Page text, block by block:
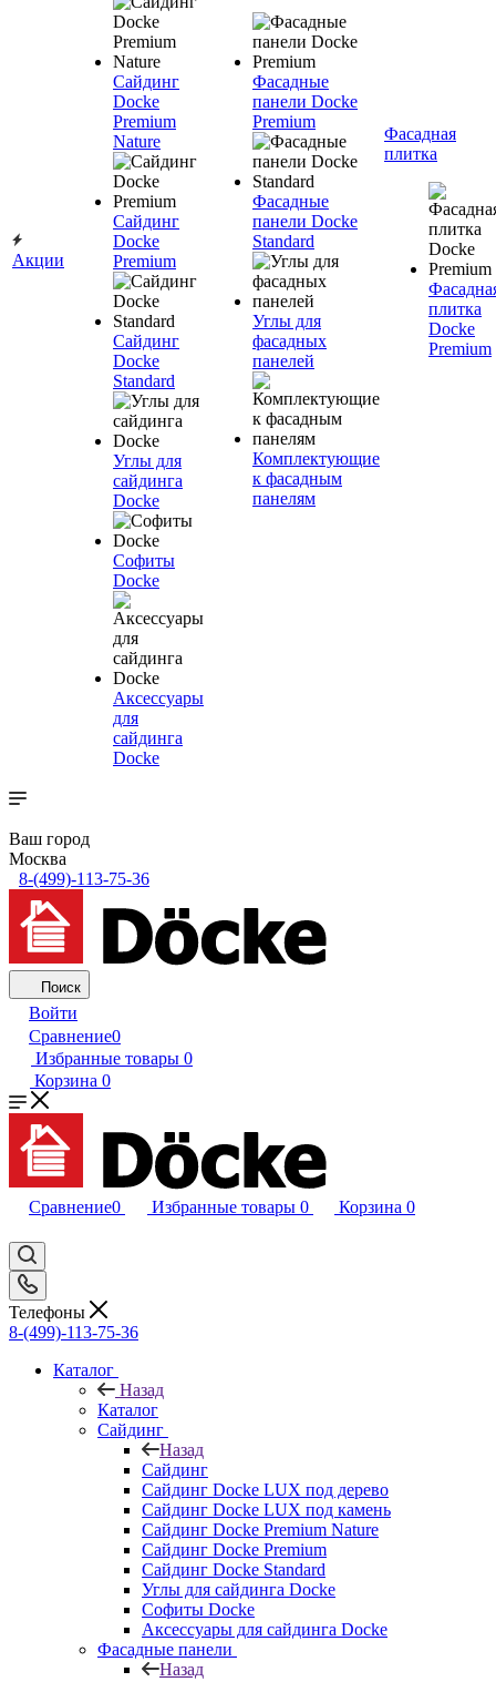
Акции
Сайдинг
Docke
Premium
Nature
Сайдинг
Docke
Premium
Сайдинг
Docke
Standard
Углы для
сайдинга
Docke
Софиты
Docke
Аксессуары
для
сайдинга
Docke
Фасадные
панели Docke
Premium
Фасадные
панели Docke
Standard
Углы для
фасадных
панелей
Комплектующие
к фасадным
панелям
Фасадная
плитка
плитка
Docke
Premium
Ваш город
Москва
8-(499)-113-75-36
Поиск
Войти
Сравнение0
Избранные товары 0
Корзина 0
Сравнение0 Избранные товары 0 Корзина 0
Телефоны
8-(499)-113-75-36
Каталог
Назад
Каталог
Сайдинг
Назад
Сайдинг
Сайдинг Docke LUX под дерево
Сайдинг Docke LUX под камень
Сайдинг Docke Premium Nature
Сайдинг Docke Premium
Сайдинг Docke Standard
Углы для сайдинга Docke
Софиты Docke
Аксессуары для сайдинга Docke
Фасадные панели
Назад